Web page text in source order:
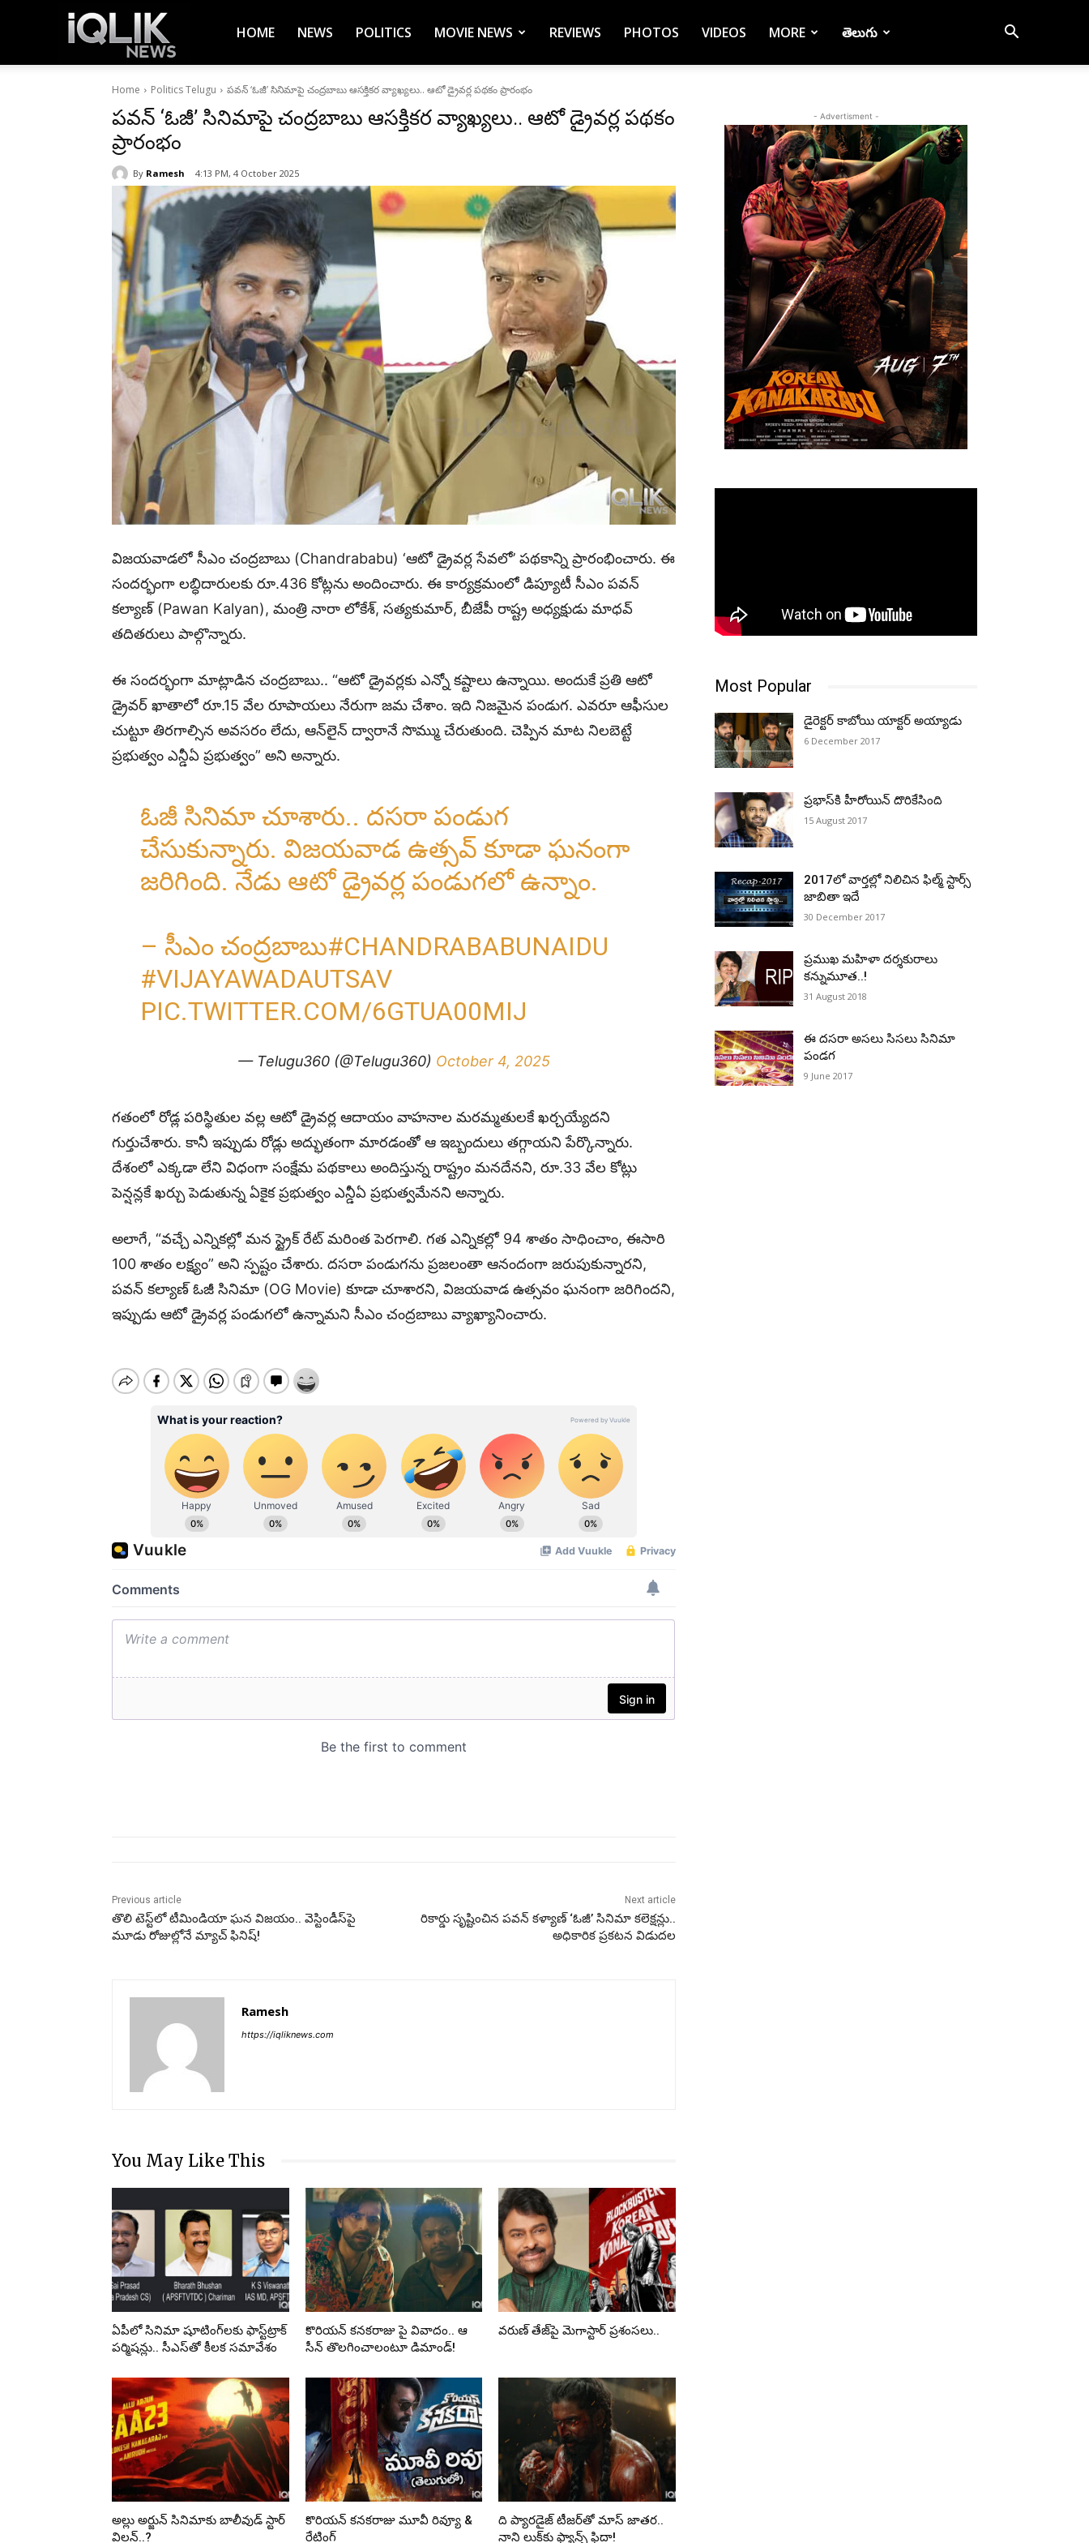
News
Latest
News,
Breaking
News,
News,
Politics,
Sports,
and
World
News
HOME NEWS POLITICS MOVIE NEWS REVIEWS PHOTOS VIDEOS MORE తెలుగు
Home Politics Telugu పవన్ ‘ఓజీ’ సినిమాపై చంద్రబాబు ఆసక్తికర వ్యాఖ్యలు.. ఆటో డ్రైవర్ల పథకం ప్రారంభం
పవన్ ‘ఓజీ’ సినిమాపై చంద్రబాబు ఆసక్తికర వ్యాఖ్యలు.. ఆటో డ్రైవర్ల పథకం
ప్రారంభం
By Ramesh 4:13 PM, 4 October 2025
విజయవాడలో సీఎం చంద్రబాబు (Chandrababu) ‘ఆటో డ్రైవర్ల సేవలో’ పథకాన్ని ప్రారంభించారు. ఈ
సందర్భంగా లబ్ధిదారులకు రూ.436 కోట్లను అందించారు. ఈ కార్యక్రమంలో డిప్యూటీ సీఎం పవన్
కల్యాణ్ (Pawan Kalyan), మంత్రి నారా లోకేశ్, సత్యకుమార్, బీజేపీ రాష్ట్ర అధ్యక్షుడు మాధవ్
తదితరులు పాల్గొన్నారు.
ఈ సందర్భంగా మాట్లాడిన చంద్రబాబు.. “ఆటో డ్రైవర్లకు ఎన్నో కష్టాలు ఉన్నాయి. అందుకే ప్రతి ఆటో
డ్రైవర్ ఖాతాలో రూ.15 వేల రూపాయలు నేరుగా జమ చేశాం. ఇది నిజమైన పండుగ. ఎవరూ ఆఫీసుల
చుట్టూ తిరగాల్సిన అవసరం లేదు, ఆన్‌లైన్ ద్వారానే సొమ్ము చేరుతుంది. చెప్పిన మాట నిలబెట్టే
ప్రభుత్వం ఎన్డీఏ ప్రభుత్వం” అని అన్నారు.
ఓజీ సినిమా చూశారు.. దసరా పండుగ
చేసుకున్నారు. విజయవాడ ఉత్సవ్ కూడా ఘనంగా
జరిగింది. నేడు ఆటో డ్రైవర్ల పండుగలో ఉన్నాం.
– సీఎం చంద్రబాబు#CHANDRABABUNAIDU
#VIJAYAWADAUTSAV
PIC.TWITTER.COM/6GTUA00MIJ
— Telugu360 (@Telugu360) October 4, 2025
గతంలో రోడ్ల పరిస్థితుల వల్ల ఆటో డ్రైవర్ల ఆదాయం వాహనాల మరమ్మతులకే ఖర్చయ్యేదని
గుర్తుచేశారు. కానీ ఇప్పుడు రోడ్లు అద్భుతంగా మారడంతో ఆ ఇబ్బందులు తగ్గాయని పేర్కొన్నారు.
దేశంలో ఎక్కడా లేని విధంగా సంక్షేమ పథకాలు అందిస్తున్న రాష్ట్రం మనదేనని, రూ.33 వేల కోట్లు
పెన్షన్లకే ఖర్చు పెడుతున్న ఏకైక ప్రభుత్వం ఎన్డీఏ ప్రభుత్వమేనని అన్నారు.
అలాగే, “వచ్చే ఎన్నికల్లో మన స్ట్రైక్ రేట్ మరింత పెరగాలి. గత ఎన్నికల్లో 94 శాతం సాధించాం, ఈసారి
100 శాతం లక్ష్యం” అని స్పష్టం చేశారు. దసరా పండుగను ప్రజలంతా ఆనందంగా జరుపుకున్నారని,
పవన్ కల్యాణ్ ఓజీ సినిమా (OG Movie) కూడా చూశారని, విజయవాడ ఉత్సవం ఘనంగా జరిగిందని,
ఇప్పుడు ఆటో డ్రైవర్ల పండుగలో ఉన్నామని సీఎం చంద్రబాబు వ్యాఖ్యానించారు.
Previous article
తొలి టెస్ట్‌లో టీమిండియా ఘన విజయం.. వెస్టిండీస్‌పై
మూడు రోజుల్లోనే మ్యాచ్ ఫినిష్!
Next article
రికార్డు సృష్టించిన పవన్ కళ్యాణ్ ‘ఓజీ’ సినిమా కలెక్షన్లు..
అధికారిక ప్రకటన విడుదల
Ramesh
https://iqliknews.com
You May Like This
ఏపీలో సినిమా షూటింగ్‌లకు ఫాస్ట్‌ట్రాక్
పర్మిషన్లు.. సీఎస్‌తో కీలక సమావేశం
కొరియన్ కనకరాజు పై వివాదం.. ఆ
సీన్ తొలగించాలంటూ డిమాండ్!
వరుణ్ తేజ్‌పై మెగాస్టార్ ప్రశంసలు..
అల్లు అర్జున్ సినిమాకు బాలీవుడ్ స్టార్
విలన్..?
కొరియన్ కనకరాజు మూవీ రివ్యూ &
రేటింగ్
ది ప్యారడైజ్ టీజర్‌తో మాస్ జాతర..
నాని లుక్‌కు ఫ్యాన్స్ ఫిదా!
- Advertisment -
Most Popular
డైరెక్టర్‌ కాబోయి యాక్టర్‌ అయ్యాడు
6 December 2017
ప్ర‌భాస్‌కి హీరోయిన్ దొరికేసింది
15 August 2017
2017లో వార్తల్లో నిలిచిన ఫిల్మ్ స్టార్స్
జాబితా ఇదే
30 December 2017
ప్రముఖ మహిళా దర్శకురాలు
కన్నుమూత..!
31 August 2018
ఈ దసరా అసలు సిసలు సినిమా
పండగ
9 June 2017